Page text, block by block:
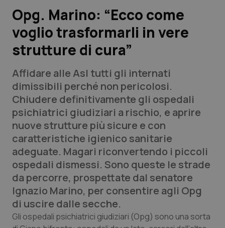
Lavoro e Professioni
Scienza e Farmaci
Studi e Analisi
Lettere al direttore
Edizioni Regionali
QS Pro
Professionisti Sanitari.AI
Abruzzo
Basilicata
QS Pro Gold
Artrite & artrosi
QS Club Newsletter
Opg. Marino: “Ecco come
voglio trasformarli in vere
strutture di cura”
Affidare alle Asl tutti gli internati
dimissibili perché non pericolosi.
Chiudere definitivamente gli ospedali
psichiatrici giudiziari a rischio, e aprire
nuove strutture più sicure e con
caratteristiche igienico sanitarie
adeguate. Magari riconvertendo i piccoli
ospedali dismessi. Sono queste le strade
da percorre, prospettate dal senatore
Ignazio Marino, per consentire agli Opg
di uscire dalle secche.
Gli ospedali psichiatrici giudiziari (Opg) sono una sorta